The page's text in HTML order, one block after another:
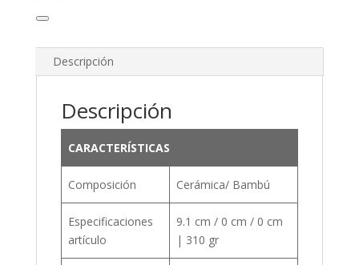
Descripción
Descripción
CARACTERÍSTICAS
Composición Cerámica/ Bambú
Especificaciones
artículo
9.1 cm / 0 cm / 0 cm
| 310 gr